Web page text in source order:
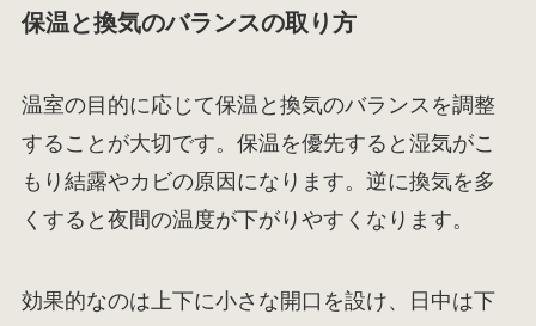
保温と換気のバランスの取り方
温室の目的に応じて保温と換気のバランスを調整
することが大切です。保温を優先すると湿気がこ
もり結露やカビの原因になります。逆に換気を多
くすると夜間の温度が下がりやすくなります。
効果的なのは上下に小さな開口を設け、日中は下